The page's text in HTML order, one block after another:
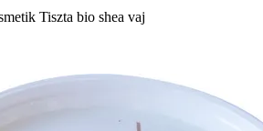
Tiszta bio shea vaj